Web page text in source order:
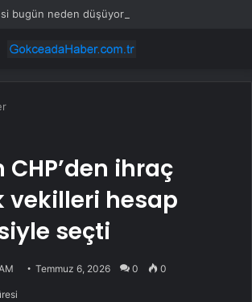
bugün neden düşüyor?
ihraç
vekilleri hesap
seçti
Temmuz 6, 2026 0 0